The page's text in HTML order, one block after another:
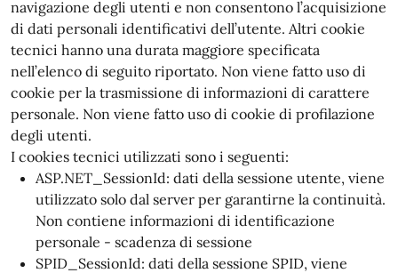
navigazione degli utenti e non consentono l’acquisizione
di dati personali identificativi dell’utente. Altri cookie
tecnici hanno una durata maggiore specificata
nell’elenco di seguito riportato. Non viene fatto uso di
cookie per la trasmissione di informazioni di carattere
personale. Non viene fatto uso di cookie di profilazione
degli utenti.
I cookies tecnici utilizzati sono i seguenti:
ASP.NET_SessionId: dati della sessione utente, viene
utilizzato solo dal server per garantirne la continuità.
Non contiene informazioni di identificazione
personale - scadenza di sessione
SPID_SessionId: dati della sessione SPID, viene